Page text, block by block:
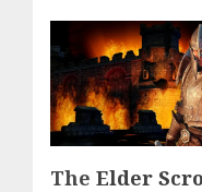
The Elder